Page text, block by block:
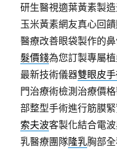
研生醫視適葉黃素製
玉米黃素網友真心回
醫療改善眼袋製作的
髮價錢為您訂製專屬
最新技術儀器雙眼皮
門治療術檢測治療價
部整型手術進行筋膜
索夫波客製化結合電
乳醫療團隊隆乳胸部